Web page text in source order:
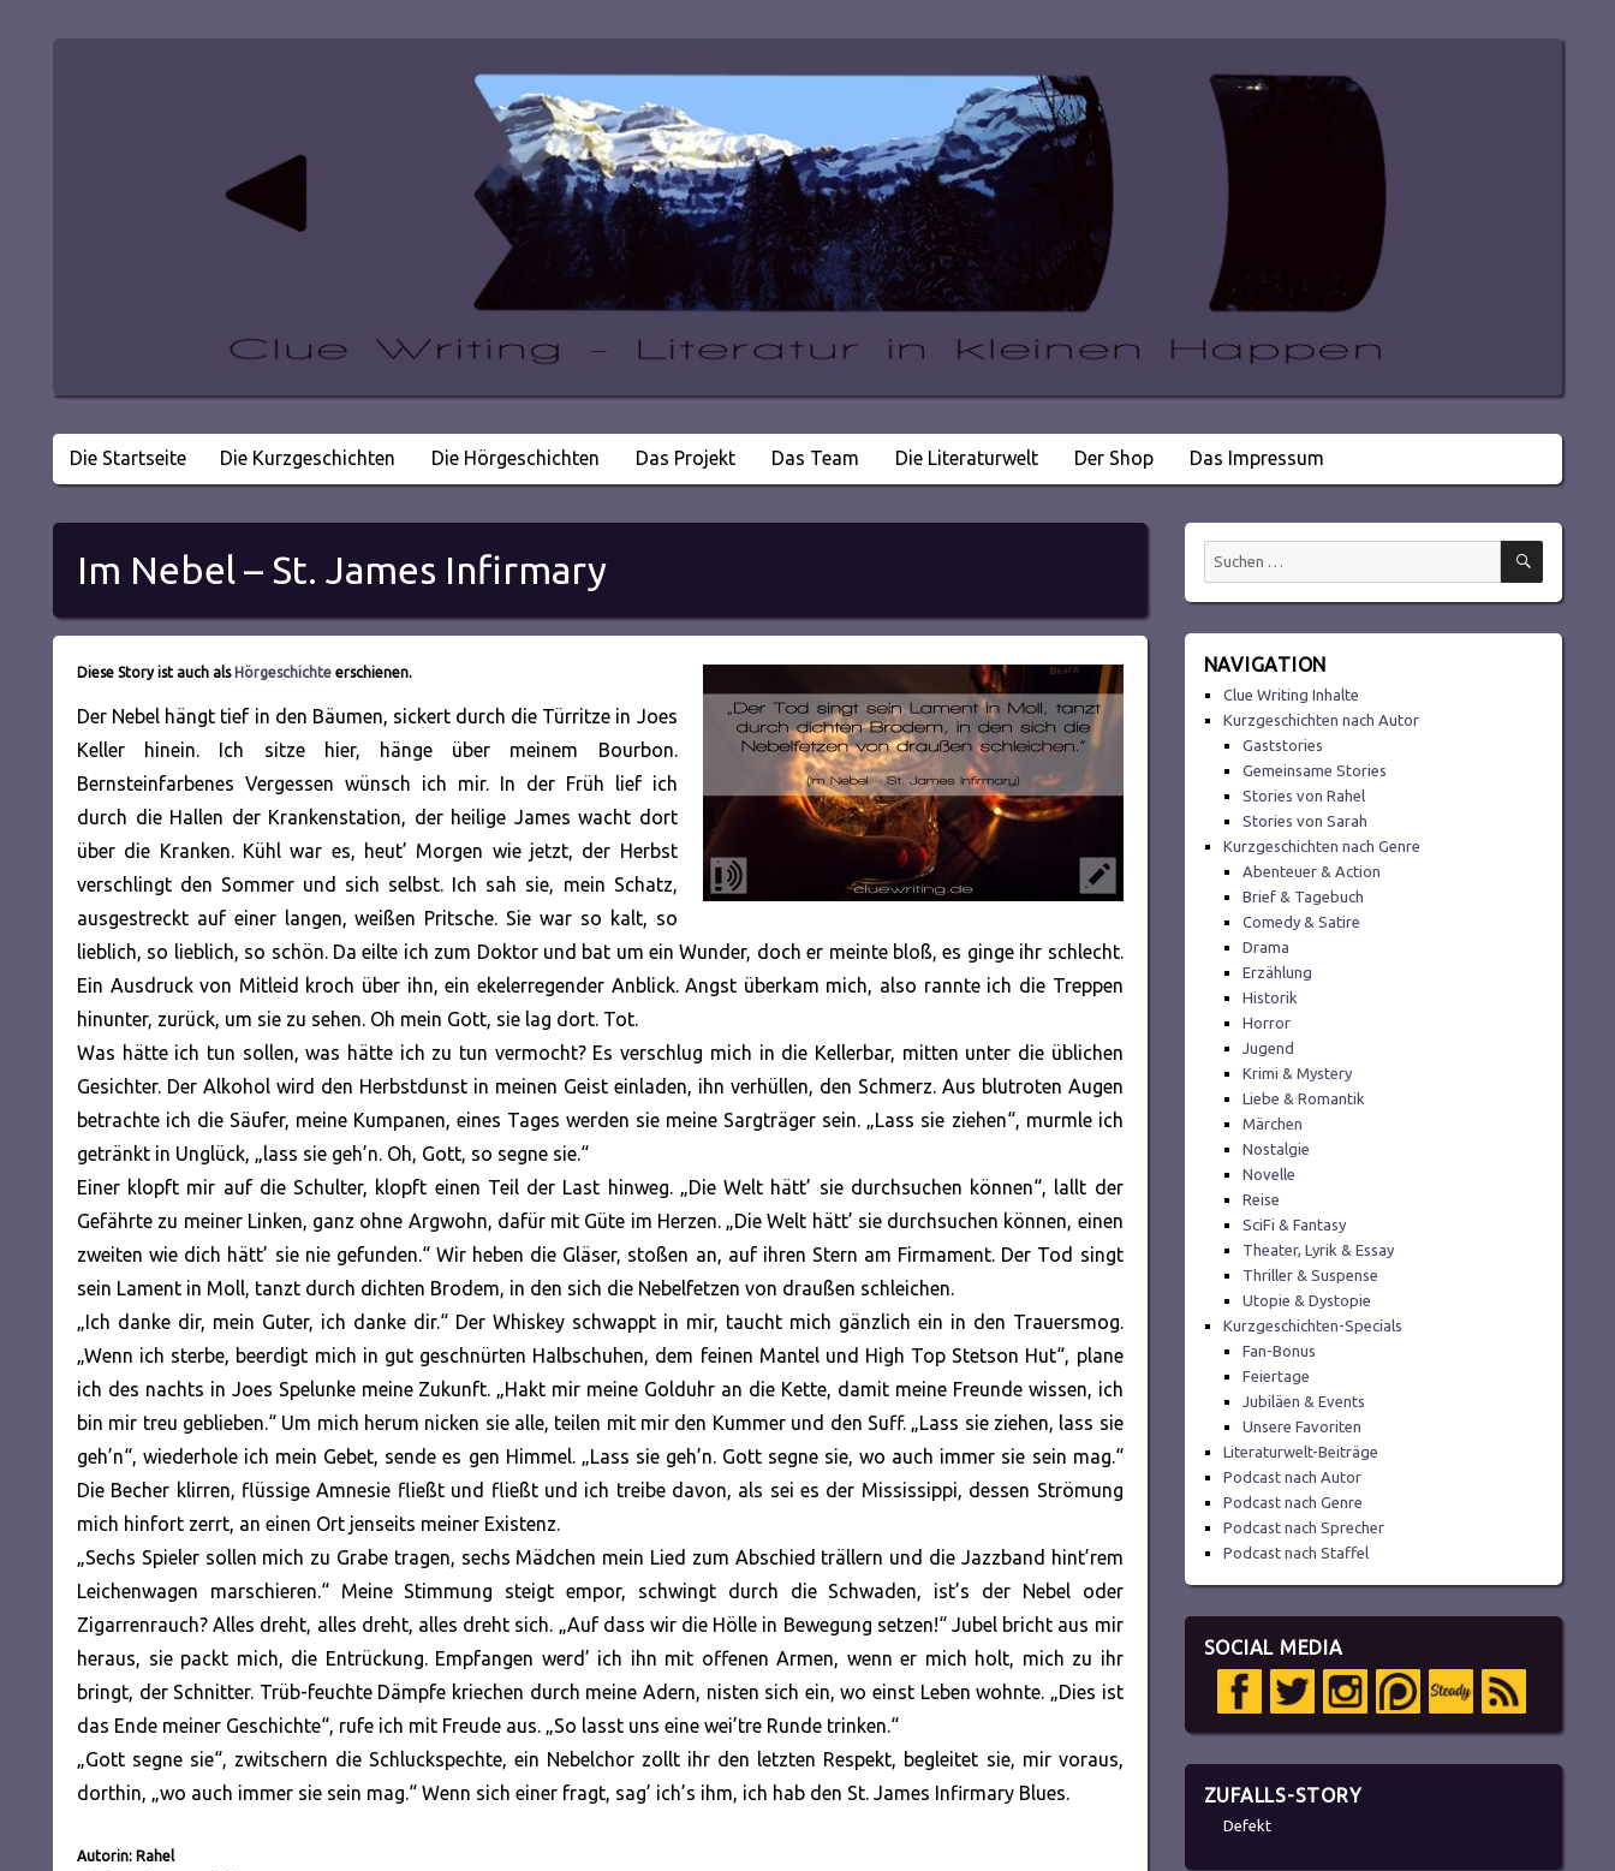
Clue Writing
Die Startseite Die Kurzgeschichten Die Hörgeschichten Das Projekt Das Team Die Literaturwelt Der Shop Das Impressum
Im Nebel – St. James Infirmary
Diese Story ist auch als Hörgeschichte erschienen.
Der Nebel hängt tief in den Bäumen, sickert durch die Türritze in Joes
Keller hinein. Ich sitze hier, hänge über meinem Bourbon.
Bernsteinfarbenes Vergessen wünsch ich mir. In der Früh lief ich
durch die Hallen der Krankenstation, der heilige James wacht dort
über die Kranken. Kühl war es, heut’ Morgen wie jetzt, der Herbst
verschlingt den Sommer und sich selbst. Ich sah sie, mein Schatz,
ausgestreckt auf einer langen, weißen Pritsche. Sie war so kalt, so
lieblich, so lieblich, so schön. Da eilte ich zum Doktor und bat um ein Wunder, doch er meinte bloß, es ginge ihr schlecht.
Ein Ausdruck von Mitleid kroch über ihn, ein ekelerregender Anblick. Angst überkam mich, also rannte ich die Treppen
hinunter, zurück, um sie zu sehen. Oh mein Gott, sie lag dort. Tot.
Was hätte ich tun sollen, was hätte ich zu tun vermocht? Es verschlug mich in die Kellerbar, mitten unter die üblichen
Gesichter. Der Alkohol wird den Herbstdunst in meinen Geist einladen, ihn verhüllen, den Schmerz. Aus blutroten Augen
betrachte ich die Säufer, meine Kumpanen, eines Tages werden sie meine Sargträger sein. „Lass sie ziehen“, murmle ich
getränkt in Unglück, „lass sie geh’n. Oh, Gott, so segne sie.“
Einer klopft mir auf die Schulter, klopft einen Teil der Last hinweg. „Die Welt hätt’ sie durchsuchen können“, lallt der
Gefährte zu meiner Linken, ganz ohne Argwohn, dafür mit Güte im Herzen. „Die Welt hätt’ sie durchsuchen können, einen
zweiten wie dich hätt’ sie nie gefunden.“ Wir heben die Gläser, stoßen an, auf ihren Stern am Firmament. Der Tod singt
sein Lament in Moll, tanzt durch dichten Brodem, in den sich die Nebelfetzen von draußen schleichen.
„Ich danke dir, mein Guter, ich danke dir.“ Der Whiskey schwappt in mir, taucht mich gänzlich ein in den Trauersmog.
„Wenn ich sterbe, beerdigt mich in gut geschnürten Halbschuhen, dem feinen Mantel und High Top Stetson Hut“, plane
ich des nachts in Joes Spelunke meine Zukunft. „Hakt mir meine Golduhr an die Kette, damit meine Freunde wissen, ich
bin mir treu geblieben.“ Um mich herum nicken sie alle, teilen mit mir den Kummer und den Suff. „Lass sie ziehen, lass sie
geh’n“, wiederhole ich mein Gebet, sende es gen Himmel. „Lass sie geh’n. Gott segne sie, wo auch immer sie sein mag.“
Die Becher klirren, flüssige Amnesie fließt und fließt und ich treibe davon, als sei es der Mississippi, dessen Strömung
mich hinfort zerrt, an einen Ort jenseits meiner Existenz.
„Sechs Spieler sollen mich zu Grabe tragen, sechs Mädchen mein Lied zum Abschied trällern und die Jazzband hint’rem
Leichenwagen marschieren.“ Meine Stimmung steigt empor, schwingt durch die Schwaden, ist’s der Nebel oder
Zigarrenrauch? Alles dreht, alles dreht, alles dreht sich. „Auf dass wir die Hölle in Bewegung setzen!“ Jubel bricht aus mir
heraus, sie packt mich, die Entrückung. Empfangen werd’ ich ihn mit offenen Armen, wenn er mich holt, mich zu ihr
bringt, der Schnitter. Trüb-feuchte Dämpfe kriechen durch meine Adern, nisten sich ein, wo einst Leben wohnte. „Dies ist
das Ende meiner Geschichte“, rufe ich mit Freude aus. „So lasst uns eine wei’tre Runde trinken.“
„Gott segne sie“, zwitschern die Schluckspechte, ein Nebelchor zollt ihr den letzten Respekt, begleitet sie, mir voraus,
dorthin, „wo auch immer sie sein mag.“ Wenn sich einer fragt, sag’ ich’s ihm, ich hab den St. James Infirmary Blues.
Autorin: Rahel
Suchen
SUCHEN
NAVIGATION
Clue Writing Inhalte
Kurzgeschichten nach Autor
Gaststories
Gemeinsame Stories
Stories von Rahel
Stories von Sarah
Kurzgeschichten nach Genre
Abenteuer & Action
Brief & Tagebuch
Comedy & Satire
Drama
Erzählung
Historik
Horror
Jugend
Krimi & Mystery
Liebe & Romantik
Märchen
Nostalgie
Novelle
Reise
SciFi & Fantasy
Theater, Lyrik & Essay
Thriller & Suspense
Utopie & Dystopie
Kurzgeschichten-Specials
Fan-Bonus
Feiertage
Jubiläen & Events
Unsere Favoriten
Literaturwelt-Beiträge
Podcast nach Autor
Podcast nach Genre
Podcast nach Sprecher
Podcast nach Staffel
SOCIAL MEDIA
ZUFALLS-STORY
Defekt